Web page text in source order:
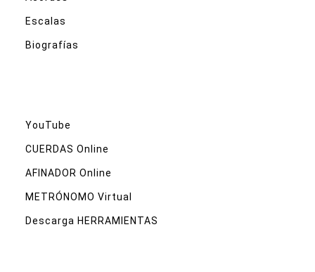
Escalas
Biografías
YouTube
CUERDAS Online
AFINADOR Online
METRÓNOMO Virtual
Descarga HERRAMIENTAS